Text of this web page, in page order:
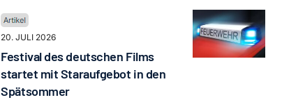
20. JULI 2026
Festival des deutschen Films
startet mit Staraufgebot in den
Spätsommer